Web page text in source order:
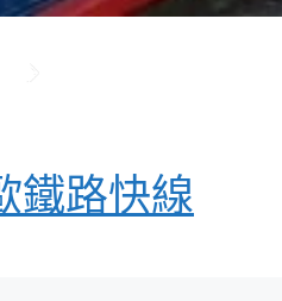
鐵路快線